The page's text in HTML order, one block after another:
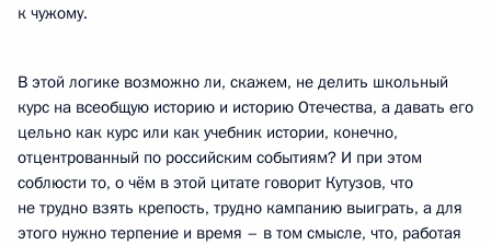
к чужому.
В этой логике возможно ли, скажем, не делить школьный
курс на всеобщую историю и историю Отечества, а давать его
цельно как курс или как учебник истории, конечно,
отцентрованный по российским событиям? И при этом
соблюсти то, о чём в этой цитате говорит Кутузов, что
не трудно взять крепость, трудно кампанию выиграть, а для
этого нужно терпение и время – в том смысле, что, работая